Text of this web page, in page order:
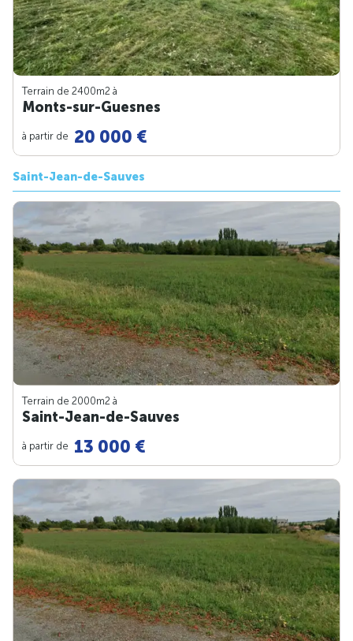
Terrain de 2400m2 à
Monts-sur-Guesnes
à partir de 20 000 €
Saint-Jean-de-Sauves
Terrain de 2000m2 à
Saint-Jean-de-Sauves
à partir de 13 000 €